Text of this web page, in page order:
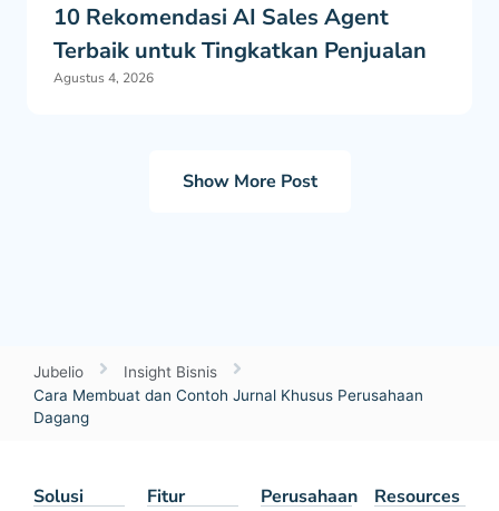
10 Rekomendasi AI Sales Agent
Terbaik untuk Tingkatkan Penjualan
Agustus 4, 2026
Show More Post
Jubelio
Insight Bisnis
Cara Membuat dan Contoh Jurnal Khusus Perusahaan
Dagang
Solusi Fitur Perusahaan Resources